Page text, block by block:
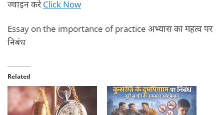
ज्वाइन करेClick Now
Essay on the importance of practice अभ्यास का महत्व पर
निबंध
Related